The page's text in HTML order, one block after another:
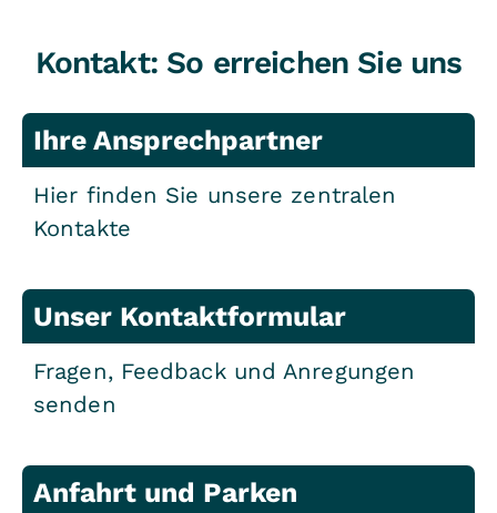
Kontakt: So erreichen Sie uns
Ihre Ansprechpartner
Hier finden Sie unsere zentralen
Kontakte
Unser Kontaktformular
Fragen, Feedback und Anregungen
senden
Anfahrt und Parken